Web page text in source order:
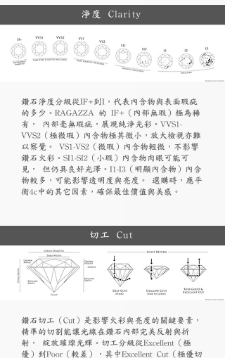
淨度 Clarity
鑽石淨度分級從IF+到I，代表內含物與表面瑕疵
的多少。RAGAZZA 的 IF+（內部無瑕）極為稀
有， 內部毫無瑕疵，展現純淨光彩。VVS1-
VVS2（極微瑕）內含物極其微小，放大檢視亦難
以察覺。 VS1-VS2（微瑕）內含物輕微，不影響
鑽石火彩。SI1-SI2（小瑕）內含物肉眼可能可
見， 但仍具良好光澤。I1-I3（明顯內含物）內含
物較多，可能影響透明度與亮度。 選購時，應平
衡4c中的其它因素，確保最佳價值與美感。
切工 Cut
鑽石切工（Cut）是影響火彩與亮度的關鍵要素，
精準的切割能讓光線在鑽石內部完美反射與折
射， 綻放璀璨光輝。切工分級從Excellent（極
優）到Poor（較差），其中Excellent Cut（極優切